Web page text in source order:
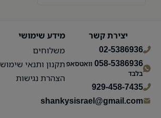
מידע שימושי
משלוחים
תקנון ותנאי שימוש
הצהרת נגישות
יצירת קשר
02-5386936
058-5386936 וואטסאפ
בלבד
929-458-7435
shankysisrael@gmail.com